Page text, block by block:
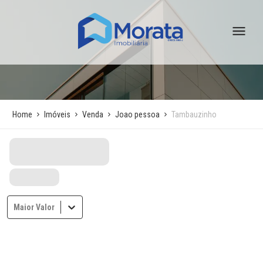
Home Imóveis Venda Joao pessoa Tambauzinho
Maior Valor